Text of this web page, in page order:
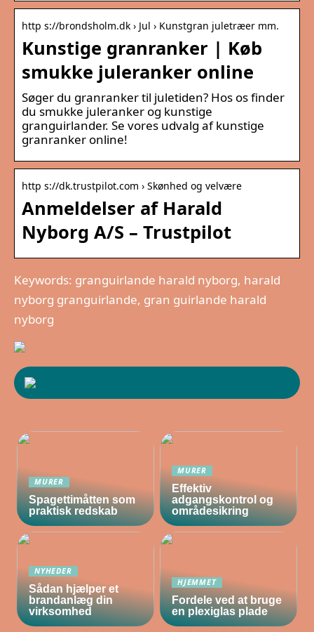
http s://brondsholm.dk › Jul › Kunstgran juletræer mm.
Kunstige granranker | Køb
smukke juleranker online
Søger du granranker til juletiden? Hos os finder
du smukke juleranker og kunstige
granguirlander. Se vores udvalg af kunstige
granranker online!
http s://dk.trustpilot.com › Skønhed og velvære
Anmeldelser af Harald
Nyborg A/S – Trustpilot
Keywords: granguirlande harald nyborg, harald
nyborg granguirlande, gran guirlande harald
nyborg
MURER
Spagettimåtten som
praktisk redskab
MURER
Effektiv
adgangskontrol og
områdesikring
NYHEDER
Sådan hjælper et
brandanlæg din
virksomhed
HJEMMET
Fordele ved at bruge
en plexiglas plade